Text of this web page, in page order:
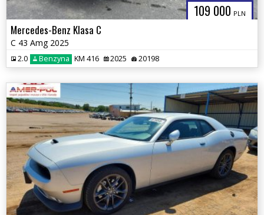
109 000 PLN
Mercedes-Benz Klasa C
C 43 Amg 2025
2.0 Benzyna KM 416 2025 20198